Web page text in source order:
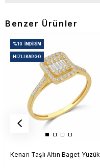
Benzer Ürünler
Kenarı Taşlı Altın Baget Yüzük
%10 İNDIRIM
HIZLI KARGO